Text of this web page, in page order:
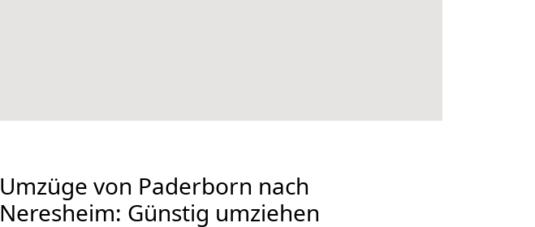
Umzüge von Paderborn nach
Neresheim: Günstig umziehen